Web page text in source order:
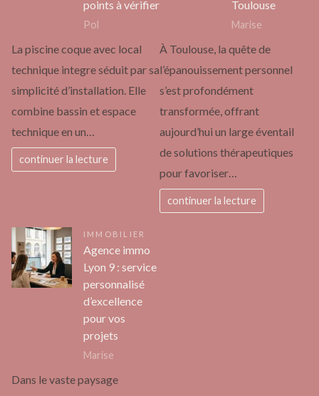
points à vérifier
Pol
La piscine coque avec local
technique integre séduit par sa
simplicité d’installation. Elle
combine bassin et espace
technique en un…
continuer la lecture
Toulouse
Marise
À Toulouse, la quête de
l’épanouissement personnel
s’est profondément
transformée, offrant
aujourd’hui un large éventail
de solutions thérapeutiques
pour favoriser…
continuer la lecture
IMMOBILIER
Agence immo
Lyon 9 : service
personnalisé
d’excellence
pour vos
projets
Marise
Dans le vaste paysage